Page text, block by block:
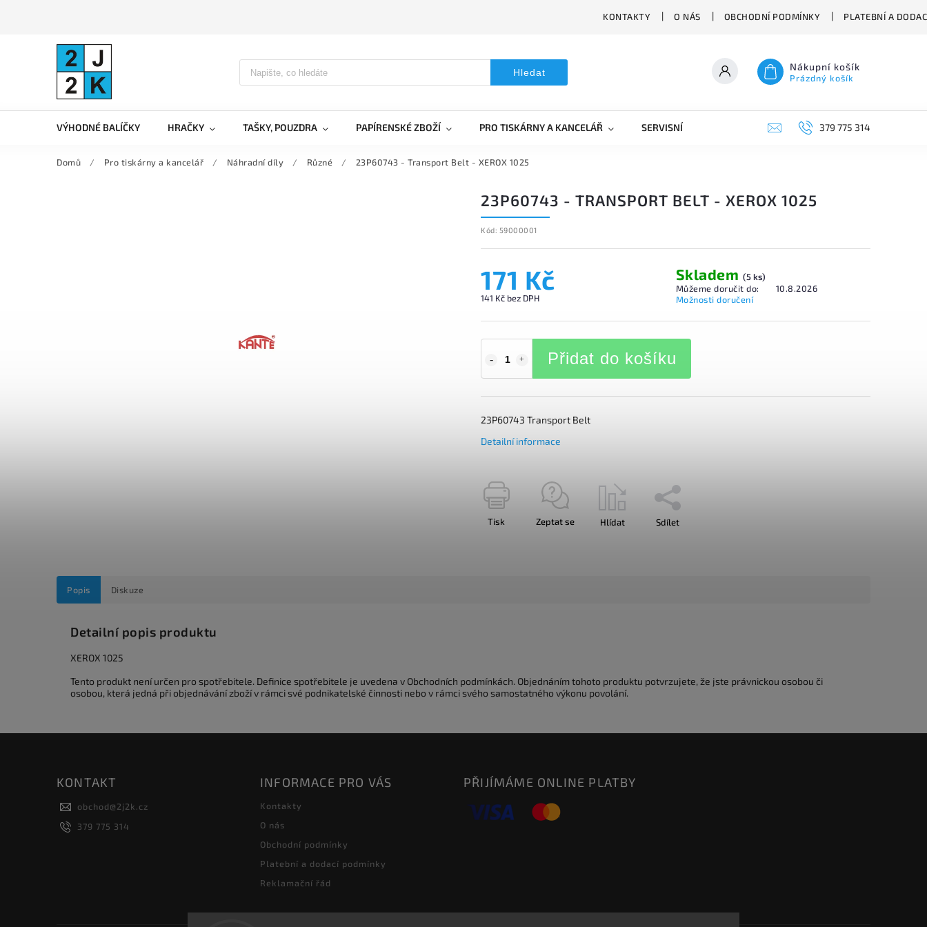
KONTAKTY O NÁS OBCHODNÍ PODMÍNKY PLATEBNÍ A
Hledat Nákupní košík
Prázdný košík
VÝHODNÉ BALÍČKY HRAČKY TAŠKY, POUZDRA PAPÍRENSKÉ ZBOŽÍ PRO TISKÁRNY A KANCELÁŘ SERVISNÍ VYSAVAČE 379 775 314
Domů / Pro tiskárny a kancelář / Náhradní díly / Různé / 23P60743 - Transport Belt - XEROX 1025
23P60743 - TRANSPORT BELT - XEROX 1025
Kód: 59000001
171 Kč
141 Kč bez DPH
Skladem (5 ks)
Můžeme doručit do:
10.8.2026
Možnosti doručení
Přidat do košíku
23P60743 Transport Belt
Detailní informace
Tisk Zeptat se Hlídat Sdílet
Popis Diskuze
Detailní popis produktu
XEROX 1025
Tento produkt není určen pro spotřebitele. Definice spotřebitele je uvedena v Obchodních podmínkách. Objednáním tohoto produktu potvrzujete, že jste právnickou osobou či
osobou, která jedná při objednávání zboží v rámci své podnikatelské činnosti nebo v rámci svého samostatného výkonu povolání.
KONTAKT
obchod@2j2k.cz
379 775 314
INFORMACE PRO VÁS
Kontakty
O nás
Obchodní podmínky
Platební a dodací podmínky
Reklamační řád
PŘIJÍMÁME ONLINE PLATBY